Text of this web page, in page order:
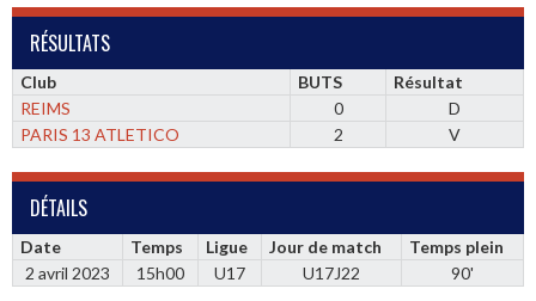
RÉSULTATS
Club BUTS
Résultat
REIMS
0
D
PARIS 13 ATLETICO
2 V
DÉTAILS
Date Temps Ligue Jour de match
Temps plein
2 avril 2023
15h00 U17 U17J22 90'